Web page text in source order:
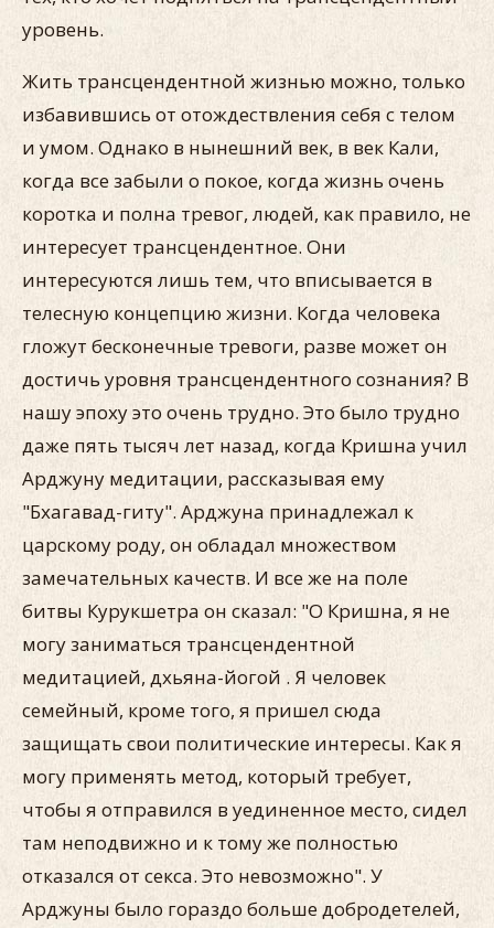
уровень.
Жить трансцендентной жизнью можно, только
избавившись от отождествления себя с телом
и умом. Однако в нынешний век, в век Кали,
когда все забыли о покое, когда жизнь очень
коротка и полна тревог, людей, как правило, не
интересует трансцендентное. Они
интересуются лишь тем, что вписывается в
телесную концепцию жизни. Когда человека
гложут бесконечные тревоги, разве может он
достичь уровня трансцендентного сознания? В
нашу эпоху это очень трудно. Это было трудно
даже пять тысяч лет назад, когда Кришна учил
Арджуну медитации, рассказывая ему
"Бхагавад-гиту". Арджуна принадлежал к
царскому роду, он обладал множеством
замечательных качеств. И все же на поле
битвы Курукшетра он сказал: "О Кришна, я не
могу заниматься трансцендентной
медитацией, дхьяна-йогой . Я человек
семейный, кроме того, я пришел сюда
защищать свои политические интересы. Как я
могу применять метод, который требует,
чтобы я отправился в уединенное место, сидел
там неподвижно и к тому же полностью
отказался от секса. Это невозможно". У
Арджуны было гораздо больше добродетелей,